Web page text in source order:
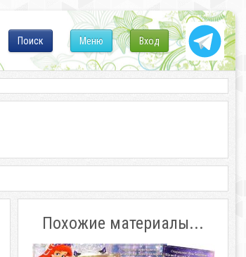
Вход
Меню
Поиск
Похожие материалы...